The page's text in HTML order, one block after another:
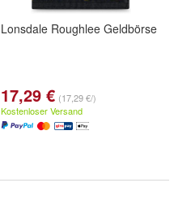
Lonsdale Roughlee Geldbörse
17,29 € (17,29 €/)
Kostenloser Versand